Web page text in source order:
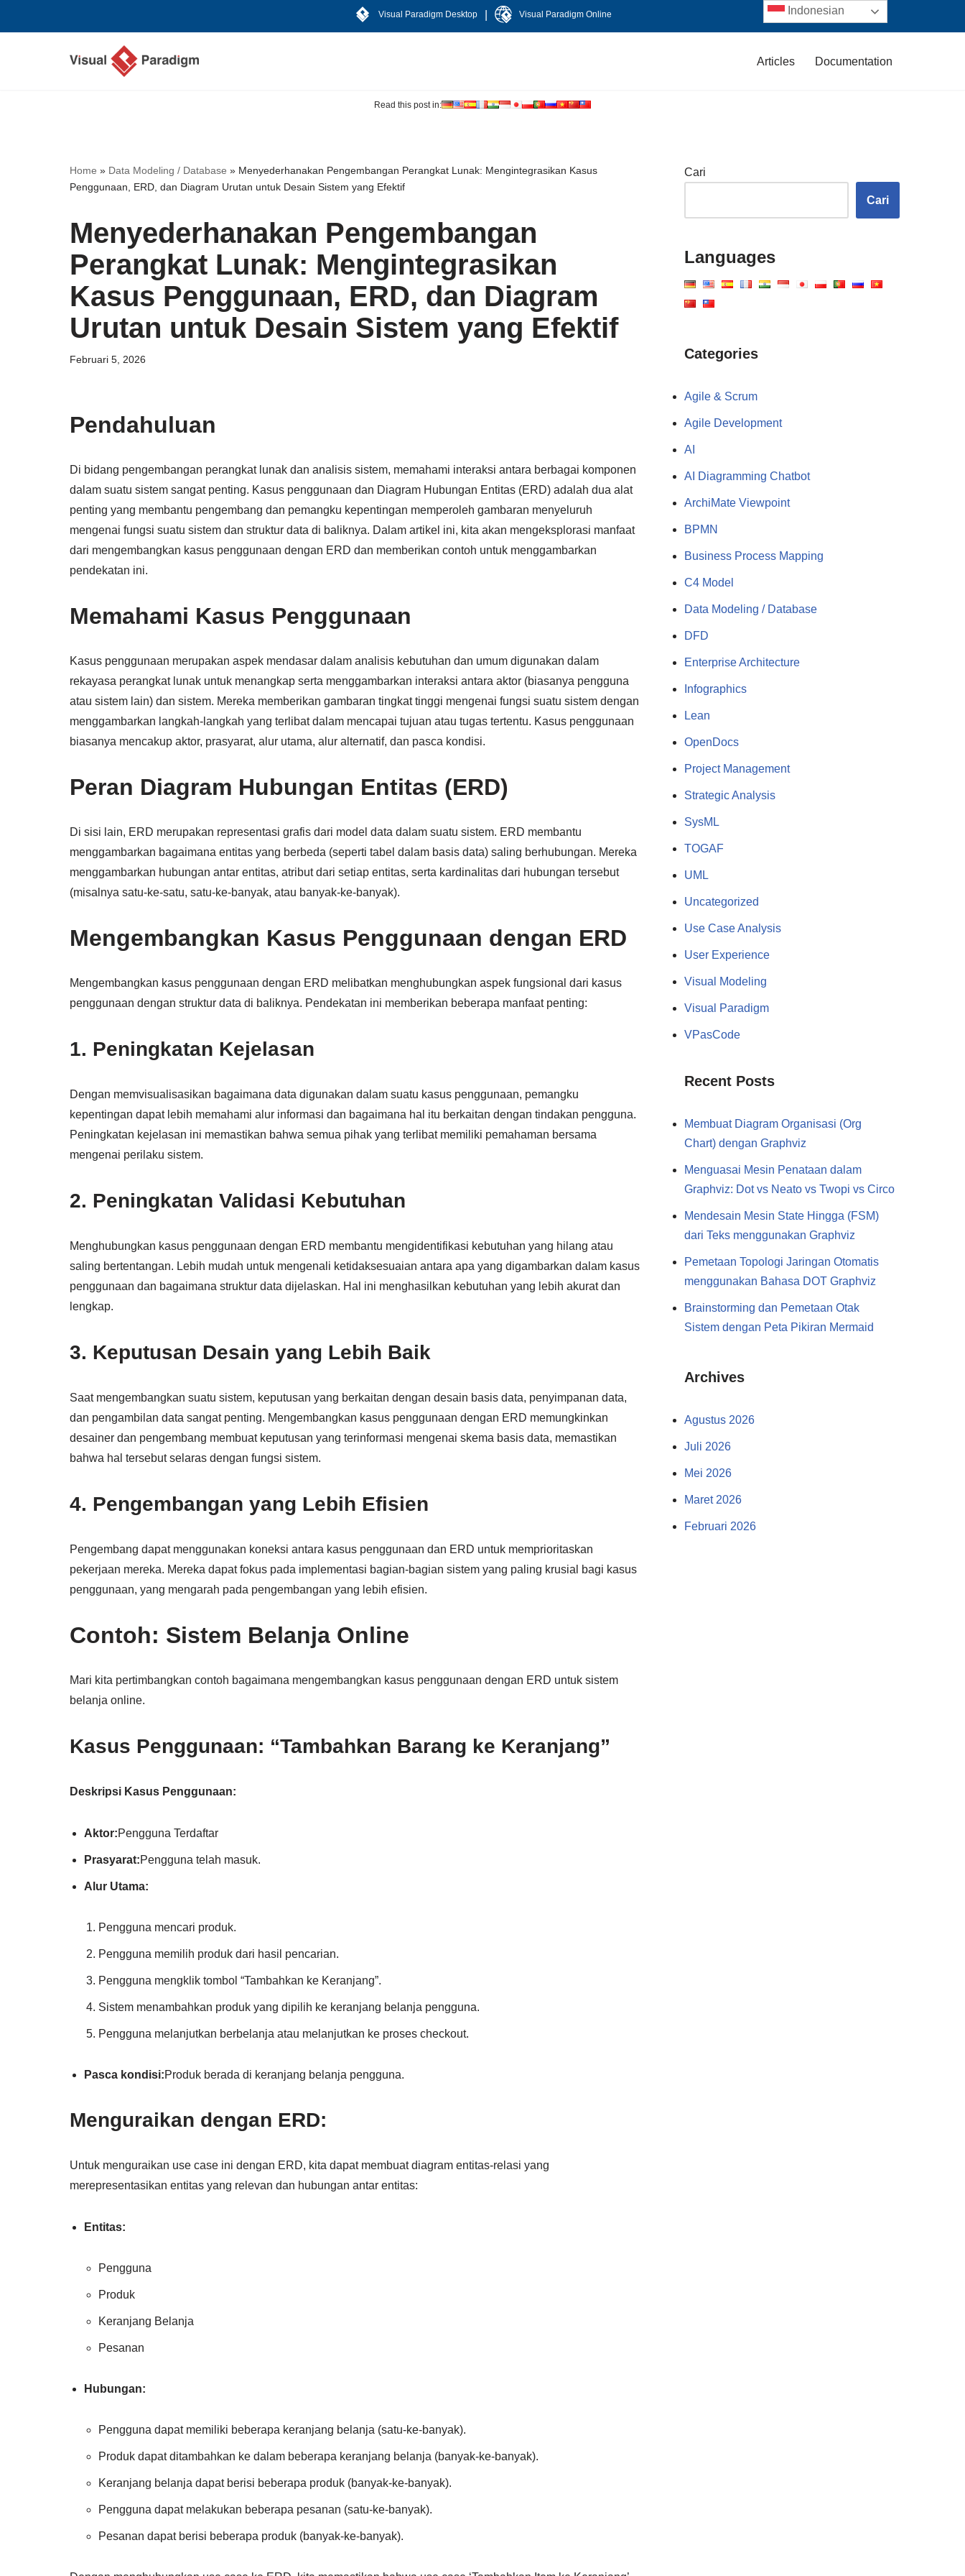
Visual Paradigm Desktop Visual Paradigm Online
Articles Documentation
Read this post in:
Home » Data Modeling / Database » Menyederhanakan Pengembangan Perangkat Lunak: Mengintegrasikan Kasus
Penggunaan, ERD, dan Diagram Urutan untuk Desain Sistem yang Efektif
Menyederhanakan Pengembangan
Perangkat Lunak: Mengintegrasikan
Kasus Penggunaan, ERD, dan Diagram
Urutan untuk Desain Sistem yang Efektif
Februari 5, 2026
Pendahuluan
Di bidang pengembangan perangkat lunak dan analisis sistem, memahami interaksi antara berbagai komponen
dalam suatu sistem sangat penting. Kasus penggunaan dan Diagram Hubungan Entitas (ERD) adalah dua alat
penting yang membantu pengembang dan pemangku kepentingan memperoleh gambaran menyeluruh
mengenai fungsi suatu sistem dan struktur data di baliknya. Dalam artikel ini, kita akan mengeksplorasi manfaat
dari mengembangkan kasus penggunaan dengan ERD dan memberikan contoh untuk menggambarkan
pendekatan ini.
Memahami Kasus Penggunaan
Kasus penggunaan merupakan aspek mendasar dalam analisis kebutuhan dan umum digunakan dalam
rekayasa perangkat lunak untuk menangkap serta menggambarkan interaksi antara aktor (biasanya pengguna
atau sistem lain) dan sistem. Mereka memberikan gambaran tingkat tinggi mengenai fungsi suatu sistem dengan
menggambarkan langkah-langkah yang terlibat dalam mencapai tujuan atau tugas tertentu. Kasus penggunaan
biasanya mencakup aktor, prasyarat, alur utama, alur alternatif, dan pasca kondisi.
Peran Diagram Hubungan Entitas (ERD)
Di sisi lain, ERD merupakan representasi grafis dari model data dalam suatu sistem. ERD membantu
menggambarkan bagaimana entitas yang berbeda (seperti tabel dalam basis data) saling berhubungan. Mereka
menggambarkan hubungan antar entitas, atribut dari setiap entitas, serta kardinalitas dari hubungan tersebut
(misalnya satu-ke-satu, satu-ke-banyak, atau banyak-ke-banyak).
Mengembangkan Kasus Penggunaan dengan ERD
Mengembangkan kasus penggunaan dengan ERD melibatkan menghubungkan aspek fungsional dari kasus
penggunaan dengan struktur data di baliknya. Pendekatan ini memberikan beberapa manfaat penting:
1. Peningkatan Kejelasan
Dengan memvisualisasikan bagaimana data digunakan dalam suatu kasus penggunaan, pemangku
kepentingan dapat lebih memahami alur informasi dan bagaimana hal itu berkaitan dengan tindakan pengguna.
Peningkatan kejelasan ini memastikan bahwa semua pihak yang terlibat memiliki pemahaman bersama
mengenai perilaku sistem.
2. Peningkatan Validasi Kebutuhan
Menghubungkan kasus penggunaan dengan ERD membantu mengidentifikasi kebutuhan yang hilang atau
saling bertentangan. Lebih mudah untuk mengenali ketidaksesuaian antara apa yang digambarkan dalam kasus
penggunaan dan bagaimana struktur data dijelaskan. Hal ini menghasilkan kebutuhan yang lebih akurat dan
lengkap.
3. Keputusan Desain yang Lebih Baik
Saat mengembangkan suatu sistem, keputusan yang berkaitan dengan desain basis data, penyimpanan data,
dan pengambilan data sangat penting. Mengembangkan kasus penggunaan dengan ERD memungkinkan
desainer dan pengembang membuat keputusan yang terinformasi mengenai skema basis data, memastikan
bahwa hal tersebut selaras dengan fungsi sistem.
4. Pengembangan yang Lebih Efisien
Pengembang dapat menggunakan koneksi antara kasus penggunaan dan ERD untuk memprioritaskan
pekerjaan mereka. Mereka dapat fokus pada implementasi bagian-bagian sistem yang paling krusial bagi kasus
penggunaan, yang mengarah pada pengembangan yang lebih efisien.
Contoh: Sistem Belanja Online
Mari kita pertimbangkan contoh bagaimana mengembangkan kasus penggunaan dengan ERD untuk sistem
belanja online.
Kasus Penggunaan: “Tambahkan Barang ke Keranjang”
Deskripsi Kasus Penggunaan:
Aktor:Pengguna Terdaftar
Prasyarat:Pengguna telah masuk.
Alur Utama:
Pengguna mencari produk.
Pengguna memilih produk dari hasil pencarian.
Pengguna mengklik tombol “Tambahkan ke Keranjang”.
Sistem menambahkan produk yang dipilih ke keranjang belanja pengguna.
Pengguna melanjutkan berbelanja atau melanjutkan ke proses checkout.
Pasca kondisi:Produk berada di keranjang belanja pengguna.
Menguraikan dengan ERD:
Untuk menguraikan use case ini dengan ERD, kita dapat membuat diagram entitas-relasi yang
merepresentasikan entitas yang relevan dan hubungan antar entitas:
Entitas:
Pengguna
Produk
Keranjang Belanja
Pesanan
Hubungan:
Pengguna dapat memiliki beberapa keranjang belanja (satu-ke-banyak).
Produk dapat ditambahkan ke dalam beberapa keranjang belanja (banyak-ke-banyak).
Keranjang belanja dapat berisi beberapa produk (banyak-ke-banyak).
Pengguna dapat melakukan beberapa pesanan (satu-ke-banyak).
Pesanan dapat berisi beberapa produk (banyak-ke-banyak).
Cari
Cari
Languages
Categories
Agile & Scrum
Agile Development
AI
AI Diagramming Chatbot
ArchiMate Viewpoint
BPMN
Business Process Mapping
C4 Model
Data Modeling / Database
DFD
Enterprise Architecture
Infographics
Lean
OpenDocs
Project Management
Strategic Analysis
SysML
TOGAF
UML
Uncategorized
Use Case Analysis
User Experience
Visual Modeling
Visual Paradigm
VPasCode
Recent Posts
Membuat Diagram Organisasi (Org
Chart) dengan Graphviz
Menguasai Mesin Penataan dalam
Graphviz: Dot vs Neato vs Twopi vs Circo
Mendesain Mesin State Hingga (FSM)
dari Teks menggunakan Graphviz
Pemetaan Topologi Jaringan Otomatis
menggunakan Bahasa DOT Graphviz
Brainstorming dan Pemetaan Otak
Sistem dengan Peta Pikiran Mermaid
Archives
Agustus 2026
Juli 2026
Mei 2026
Maret 2026
Februari 2026
Indonesian